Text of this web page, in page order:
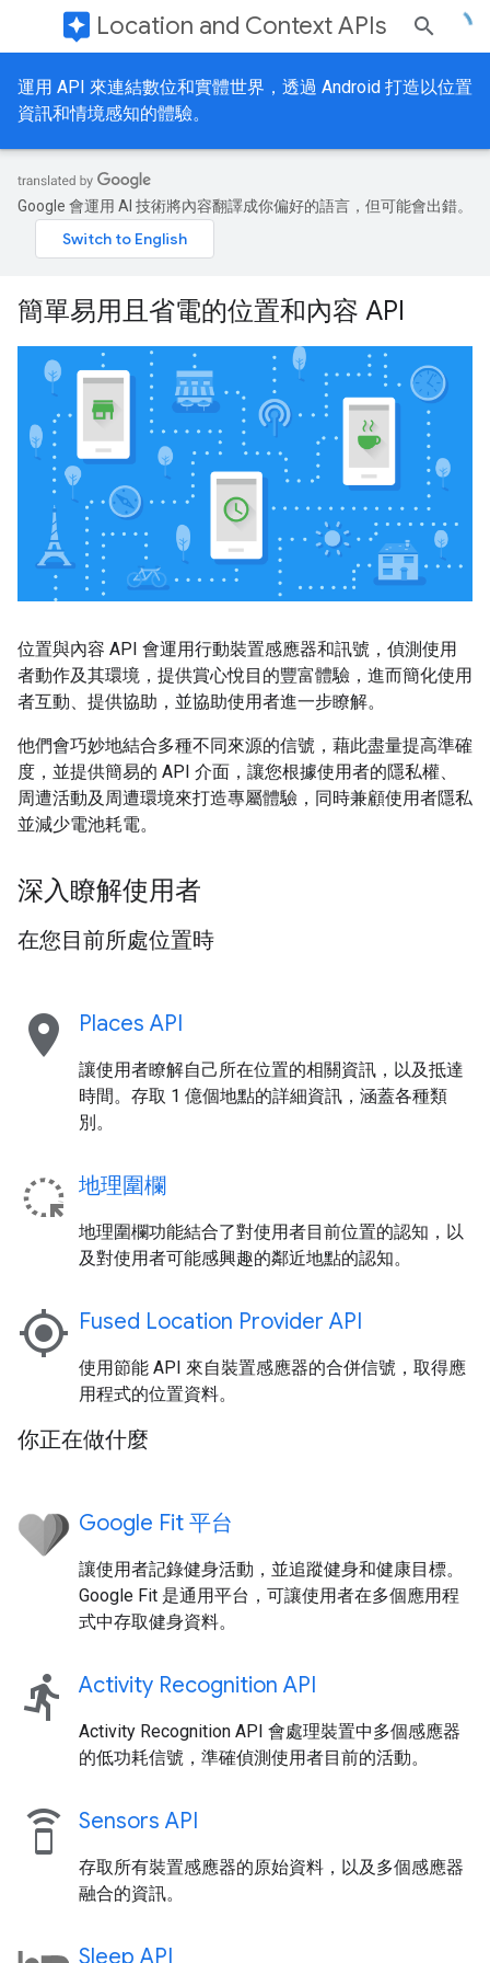
assistant Location and Context APIs
運用 API 來連結數位和實體世界，透過 Android 打造以位置
資訊和情境感知的體驗。
Google 會運用 AI 技術將內容翻譯成你偏好的語言，但可能會出錯。
簡單易用且省電的位置和內容 API
位置與內容 API 會運用行動裝置感應器和訊號，偵測使用
者動作及其環境，提供賞心悅目的豐富體驗，進而簡化使用
者互動、提供協助，並協助使用者進一步瞭解。
他們會巧妙地結合多種不同來源的信號，藉此盡量提高準確
度，並提供簡易的 API 介面，讓您根據使用者的隱私權、
周遭活動及周遭環境來打造專屬體驗，同時兼顧使用者隱私
並減少電池耗電。
深入瞭解使用者
在您目前所處位置時
location_on Places API
讓使用者瞭解自己所在位置的相關資訊，以及抵達
時間。存取 1 億個地點的詳細資訊，涵蓋各種類
別。
地理圍欄
地理圍欄功能結合了對使用者目前位置的認知，以
及對使用者可能感興趣的鄰近地點的認知。
my_location Fused Location Provider API
使用節能 API 來自裝置感應器的合併信號，取得應
用程式的位置資料。
你正在做什麼
Google Fit 平台
讓使用者記錄健身活動，並追蹤健身和健康目標。
Google Fit 是通用平台，可讓使用者在多個應用程
式中存取健身資料。
directions_run Activity Recognition API
Activity Recognition API 會處理裝置中多個感應器
的低功耗信號，準確偵測使用者目前的活動。
speaker_phone Sensors API
存取所有裝置感應器的原始資料，以及多個感應器
融合的資訊。
Sleep API